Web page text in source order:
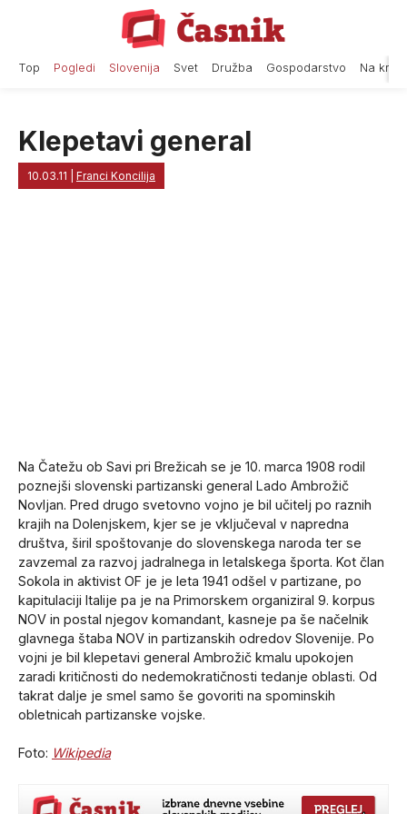
Top Pogledi Slovenija Svet Družba Gospodarstvo Na
Klepetavi general
10.03.11 Franci Koncilija
Na Čatežu ob Savi pri Brežicah se je 10. marca 1908 rodil
poznejši slovenski partizanski general Lado Ambrožič
Novljan. Pred drugo svetovno vojno je bil učitelj po raznih
krajih na Dolenjskem, kjer se je vključeval v napredna
društva, širil spoštovanje do slovenskega naroda ter se
zavzemal za razvoj jadralnega in letalskega športa. Kot član
Sokola in aktivist OF je je leta 1941 odšel v partizane, po
kapitulaciji Italije pa je na Primorskem organiziral 9. korpus
NOV in postal njegov komandant, kasneje pa še načelnik
glavnega štaba NOV in partizanskih odredov Slovenije. Po
vojni je bil klepetavi general Ambrožič kmalu upokojen
zaradi kritičnosti do nedemokratičnosti tedanje oblasti. Od
takrat dalje je smel samo še govoriti na spominskih
obletnicah partizanske vojske.
Foto: Wikipedia